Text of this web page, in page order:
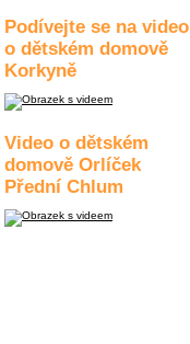
Podívejte se na video
o dětském domově
Korkyně
Video o dětském
domově Orlíček
Přední Chlum